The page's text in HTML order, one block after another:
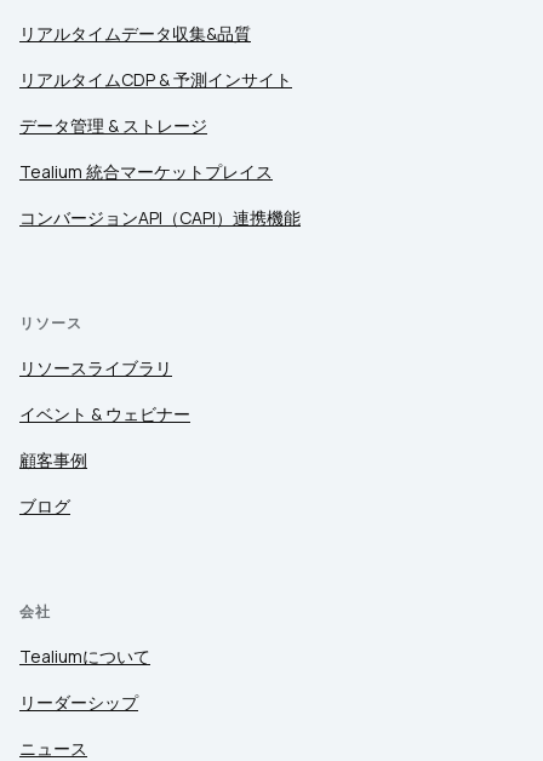
リアルタイムデータ収集&品質
リアルタイムCDP & 予測インサイト
データ管理 & ストレージ
Tealium 統合マーケットプレイス
コンバージョンAPI（CAPI）連携機能
リソース
リソースライブラリ
イベント & ウェビナー
顧客事例
ブログ
会社
Tealiumについて
リーダーシップ
ニュース